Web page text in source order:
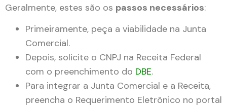
Geralmente, estes são os passos necessários:
Primeiramente, peça a viabilidade na Junta
Comercial.
Depois, solicite o CNPJ na Receita Federal
com o preenchimento do DBE.
Para integrar a Junta Comercial e a Receita,
preencha o Requerimento Eletrônico no portal